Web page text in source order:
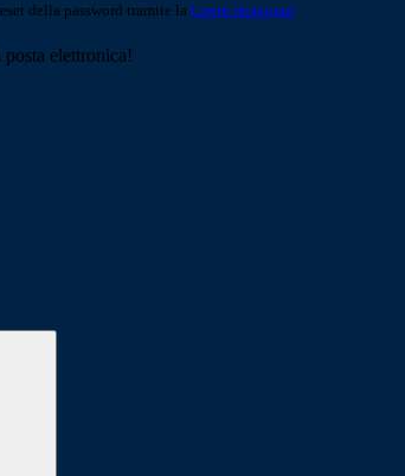
della password tramite la Login Spaggiari
elettronica!